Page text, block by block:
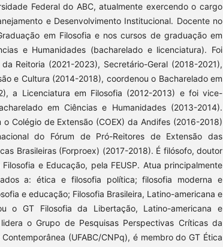
Federal do ABC, atualmente exercendo o cargo
e Desenvolvimento Institucional. Docente no
em Filosofia e nos cursos de graduação em
e Humanidades (bacharelado e licenciatura). Foi
Reitoria (2021-2023), Secretário-Geral (2018-2021),
e Cultura (2014-2018), coordenou o Bacharelado em
a Licenciatura em Filosofia (2012-2013) e foi vice-
em Ciências e Humanidades (2013-2014).
o Colégio de Extensão (COEX) da Andifes (2016-2018)
do Fórum de Pró-Reitores de Extensão das
Brasileiras (Forproex) (2017-2018). É filósofo, doutor
e Educação, pela FEUSP. Atua principalmente
a: ética e filosofia política; filosofia moderna e
e educação; Filosofia Brasileira, Latino-americana e
o GT Filosofia da Libertação, Latino-americana e
o Grupo de Pesquisas Perspectivas Críticas da
(UFABC/CNPq), é membro do GT Ética